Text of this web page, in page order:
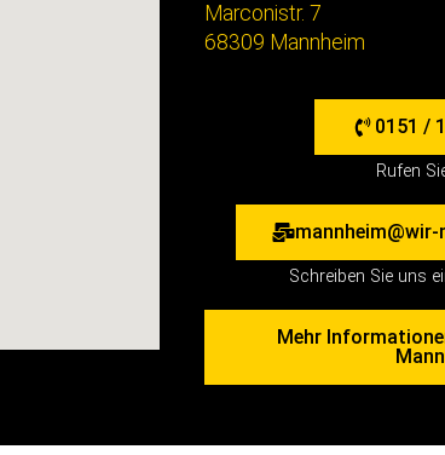
Marconistr. 7
68309 Mannheim
0151 /
Rufen
Schreiben Sie uns
Mehr